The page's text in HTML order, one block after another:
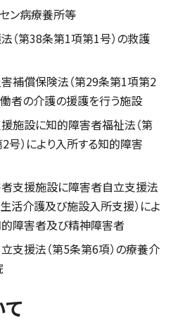
セン病療養所等
法（第38条第1項第1号）の救護
害補償保険法（第29条第1項第2
者の介護の援護を行う施設
援施設に知的障害者福祉法（第
号）により入所する知的障害
者支援施設に障害者自立支援法
活介護及び施設入所支援）によ
的障害者及び精神障害者
立支援法（第5条第6項）の療養介